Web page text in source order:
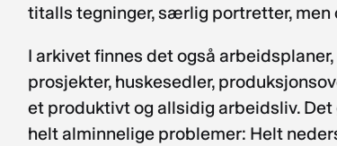
titalls tegninger, særlig portretter, men
I arkivet finnes det også
prosjekter, huskesedler,
et produktivt og allsidig arbeidsliv.
helt alminnelige problemer: Helt